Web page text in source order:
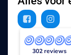
302 reviews